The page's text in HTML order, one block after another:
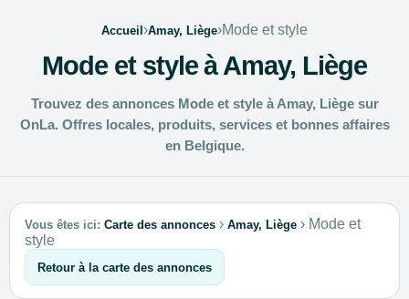
Accueil›Amay, Liège›Mode et style
Mode et style à Amay, Liège
Trouvez des annonces Mode et style à Amay, Liège sur
OnLa. Offres locales, produits, services et bonnes affaires
en Belgique.
Vous êtes ici: Carte des annonces › Amay, Liège › Mode et
style
Retour à la carte des annonces